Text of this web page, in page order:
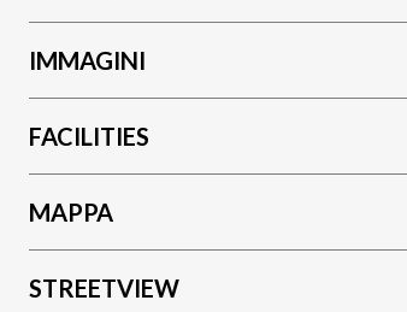
IMMAGINI
FACILITIES
MAPPA
STREETVIEW